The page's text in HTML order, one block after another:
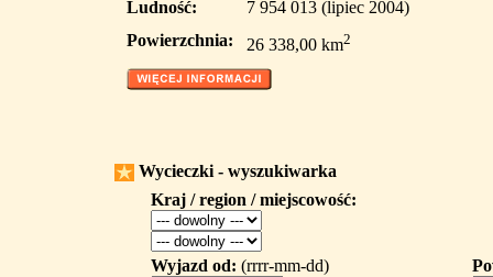
Ludność:
7 954 013 (lipiec 2004)
Powierzchnia:
26 338,00 km2
Wycieczki - wyszukiwarka
Kraj / region / miejscowość:
Wyjazd od: (rrrr-mm-dd)